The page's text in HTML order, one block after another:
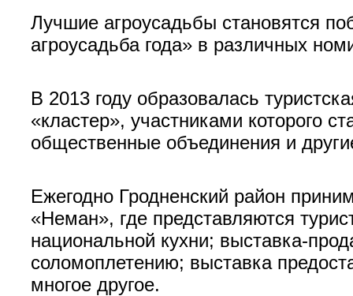
Лучшие агроусадьбы становятся
агроусадьба года» в различных
В 2013 году образовалась
«кластер», участниками которого
общественные объединения и
Ежегодно Гродненский район
«Неман», где представляются
национальной кухни; выставка-
соломоплетению; выставка
многое другое.